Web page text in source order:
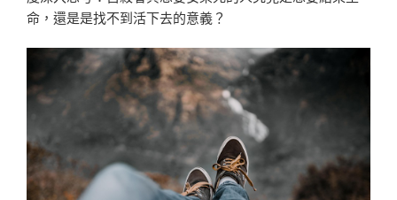
命，還是是找不到活下去的意義？